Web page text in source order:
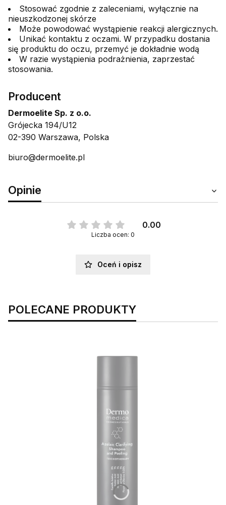
Stosować zgodnie z zaleceniami, wyłącznie na
nieuszkodzonej skórze
Może powodować wystąpienie reakcji alergicznych.
Unikać kontaktu z oczami. W przypadku dostania
się produktu do oczu, przemyć je dokładnie wodą
W razie wystąpienia podrażnienia, zaprzestać
stosowania.
Producent
Dermoelite Sp. z o.o.
Grójecka 194/U12
02-390 Warszawa, Polska
biuro@dermoelite.pl
Opinie
0.00
Liczba ocen: 0
Oceń i opisz
POLECANE PRODUKTY